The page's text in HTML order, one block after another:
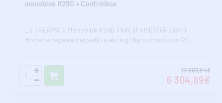
monoblok R290 + Controlbox
LG THERMA V Monoblok R290 7 kW 3f HM073HF.UB40
Moderné tepelné čerpadlo s ekologickým chladivom R2..
10 507,84€
6 304,69€